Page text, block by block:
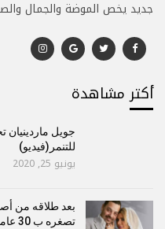
جديد يخص الموضة والجمال
أكتر مشاهدة
جويل ماردينيان
للتنمر(فيديو)
يونيو 25, 2020
بعد طلاقه من
تصغره ب 30 عاما